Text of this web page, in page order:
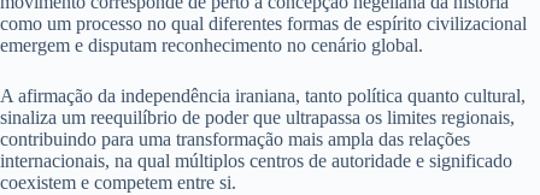
como um processo no qual diferentes formas de espírito civilizacional
emergem e disputam reconhecimento no cenário global.
A afirmação da independência iraniana, tanto política quanto cultural,
sinaliza um reequilíbrio de poder que ultrapassa os limites regionais,
contribuindo para uma transformação mais ampla das relações
internacionais, na qual múltiplos centros de autoridade e significado
coexistem e competem entre si.